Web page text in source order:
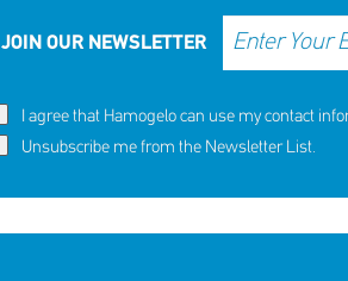
JOIN OUR NEWSLETTER
I agree that Hamogelo can use my contact
Unsubscribe me from the Newsletter List.